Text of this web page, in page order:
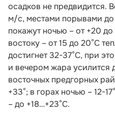
осадков не предвидится.
м/с, местами порывами
покажут ночью – от +20
востоку – от 15 до 20°С
достигнет 32-37°С, при
и вечером жара усилится
восточных предгорных
+33°; в горах ночью – 12-
– до +18…+23°С.